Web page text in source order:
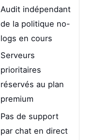
Audit indépendant
de la politique no-
logs en cours
Serveurs
prioritaires
réservés au plan
premium
Pas de support
par chat en direct